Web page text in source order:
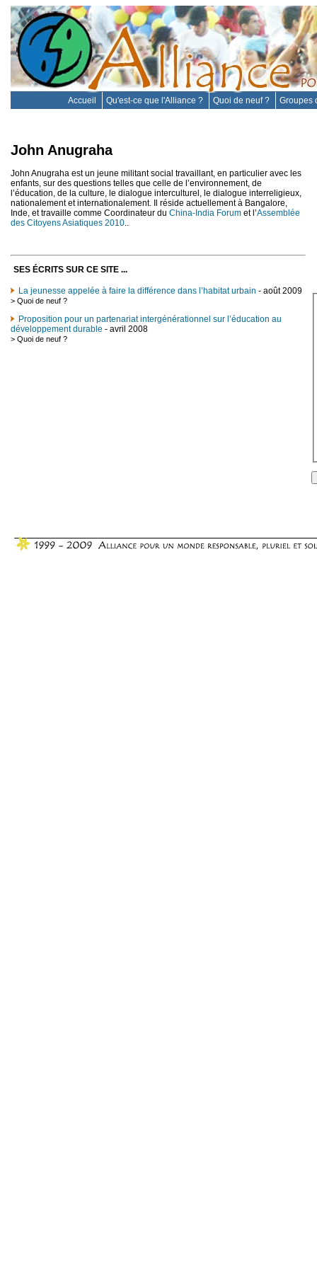
Accueil Qu'est-ce que l'Alliance ? Quoi de neuf ? Groupes
John Anugraha
John Anugraha est un jeune militant social travaillant, en particulier avec les
enfants, sur des questions telles que celle de l’environnement, de
l’éducation, de la culture, le dialogue interculturel, le dialogue interreligieux,
nationalement et internationalement. Il réside actuellement à Bangalore,
Inde, et travaille comme Coordinateur du China-India Forum et l’Assemblée
des Citoyens Asiatiques 2010
SES ÉCRITS SUR CE SITE ...
La jeunesse appelée à faire la différence dans l’habitat urbain - août 2009
> Quoi de neuf ?
Proposition pour un partenariat intergénérationnel sur l’éducation au
développement durable - avril 2008
> Quoi de neuf ?